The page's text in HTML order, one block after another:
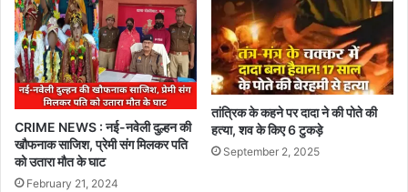
CRIME NEWS : नई-नवेली दुल्हन की
खौफनाक साजिश, प्रेमी संग मिलकर पति
को उतारा मौत के घाट
February 21, 2024
तांत्रिक के कहने पर दादा ने की पोते की
हत्या, शव के किए 6 टुकड़े
September 2, 2025